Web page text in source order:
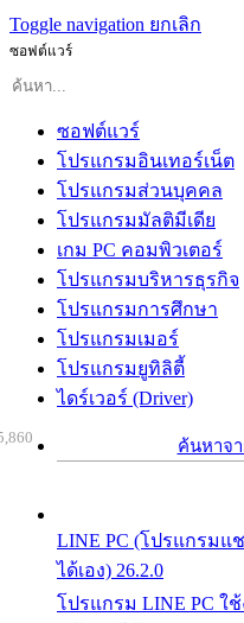
Toggle navigation ยกเลิก
ซอฟต์แวร์
ซอฟต์แวร์
โปรแกรมอินเทอร์เน็ต
โปรแกรมส่วนบุคคล
โปรแกรมมัลติมีเดีย
เกม PC คอมพิวเตอร์
โปรแกรมบริหารธุรกิจ
โปรแกรมการศึกษา
โปรแกรมเมอร์
โปรแกรมยูทิลิตี้
ไดร์เวอร์ (Driver)
ค้นหาจ
LINE PC (โปรแกรมแ
ได้เอง) 26.2.0
โปรแกรม LINE PC ใ